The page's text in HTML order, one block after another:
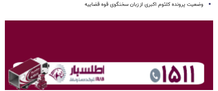
وضعیت پرونده کلثوم اکبری از زبان سخنگوی قوه قضاییه